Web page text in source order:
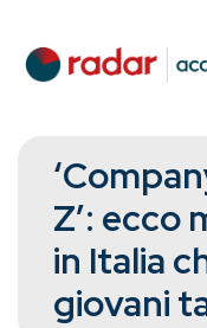
Z’: ecco
in Italia
giovani